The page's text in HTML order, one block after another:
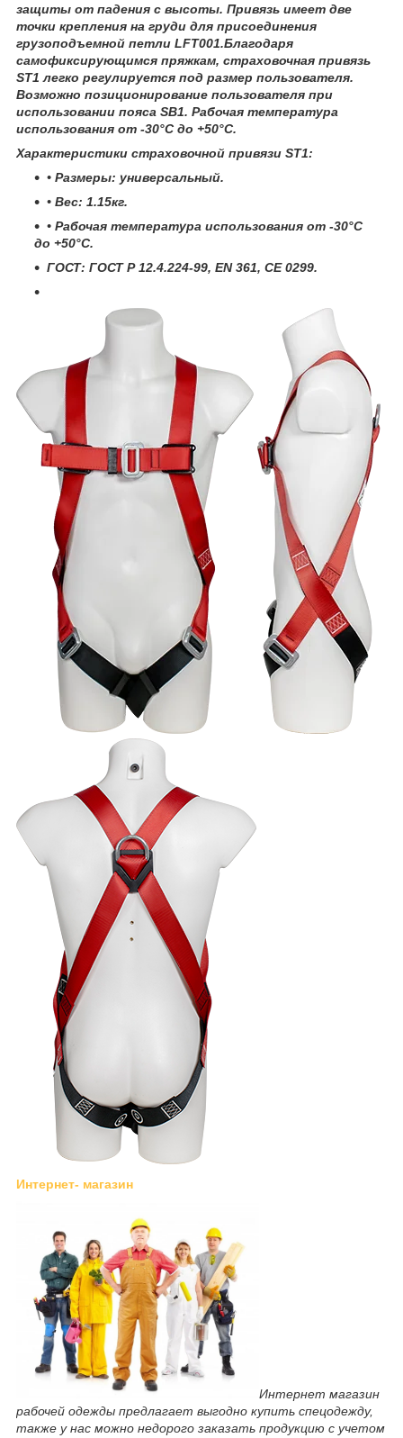
защиты от падения с высоты. Привязь имеет две
точки крепления на груди для присоединения
грузоподъемной петли LFT001.Благодаря
самофиксирующимся пряжкам, страховочная привязь
ST1 легко регулируется под размер пользователя.
Возможно позиционирование пользователя при
использовании пояса SB1. Рабочая температура
использования от -30°C до +50°С.
Характеристики страховочной привязи ST1:
• Размеры: универсальный.
• Вес: 1.15кг.
• Рабочая температура использования от -30°C
до +50°С.
ГОСТ: ГОСТ Р 12.4.224-99, EN 361, CE 0299.
Интернет- магазин
Интернет магазин
рабочей одежды предлагает выгодно купить спецодежду,
также у нас можно недорого заказать продукцию с учетом